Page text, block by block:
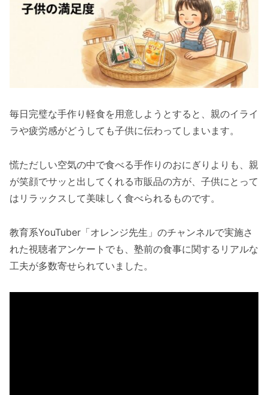
毎日完璧な手作り軽食を用意しようとすると、親のイライ
ラや疲労感がどうしても子供に伝わってしまいます。
慌ただしい空気の中で食べる手作りのおにぎりよりも、親
が笑顔でサッと出してくれる市販品の方が、子供にとって
はリラックスして美味しく食べられるものです。
教育系YouTuber「オレンジ先生」のチャンネルで実施さ
れた視聴者アンケートでも、塾前の食事に関するリアルな
工夫が多数寄せられていました。